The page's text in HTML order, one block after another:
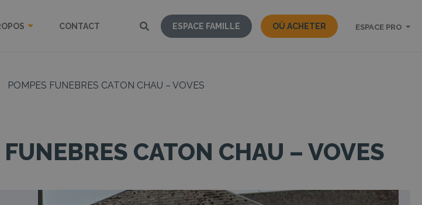
CONTACT ESPACE FAMILLE OÙ ACHETER ESPACE PRO
POMPES FUNEBRES CATON CHAU – VOVES
CATON CHAU – VOVES